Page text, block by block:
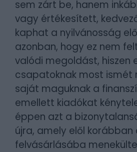
sem zárt be, hanem
vagy értékesített,
kaphat a nyilvánosság
azonban, hogy ez nem
valódi megoldást, hiszen
csapatoknak most ismét
saját maguknak a
emellett kiadókat
éppen azt a
újra, amely elől korábban
felvásárlásába